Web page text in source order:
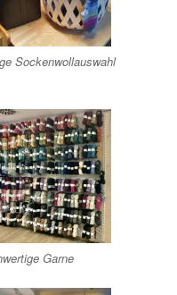
Sockenwollauswahl
Garne